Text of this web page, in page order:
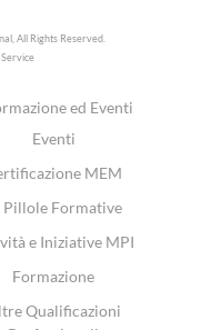
All Rights Reserved.
Service
ed Eventi
Eventi
MEM
Pillole Formative
e Iniziative MPI
Formazione
Qualificazioni